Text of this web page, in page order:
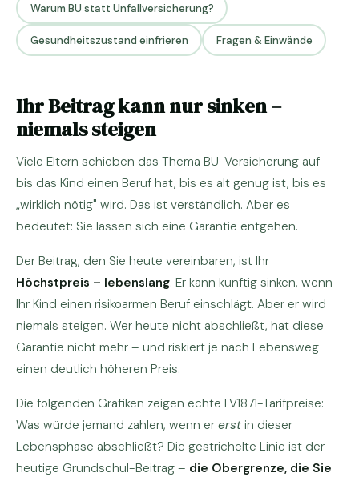
Warum BU statt Unfallversicherung?
Gesundheitszustand einfrieren Fragen & Einwände
Ihr Beitrag kann nur sinken –
niemals steigen
Viele Eltern schieben das Thema BU-Versicherung auf –
bis das Kind einen Beruf hat, bis es alt genug ist, bis es
„wirklich nötig" wird. Das ist verständlich. Aber es
bedeutet: Sie lassen sich eine Garantie entgehen.
Der Beitrag, den Sie heute vereinbaren, ist Ihr
Höchstpreis – lebenslang. Er kann künftig sinken, wenn
Ihr Kind einen risikoarmen Beruf einschlägt. Aber er wird
niemals steigen. Wer heute nicht abschließt, hat diese
Garantie nicht mehr – und riskiert je nach Lebensweg
einen deutlich höheren Preis.
Die folgenden Grafiken zeigen echte LV1871-Tarifpreise:
Was würde jemand zahlen, wenn er erst in dieser
Lebensphase abschließt? Die gestrichelte Linie ist der
heutige Grundschul-Beitrag – die Obergrenze, die Sie